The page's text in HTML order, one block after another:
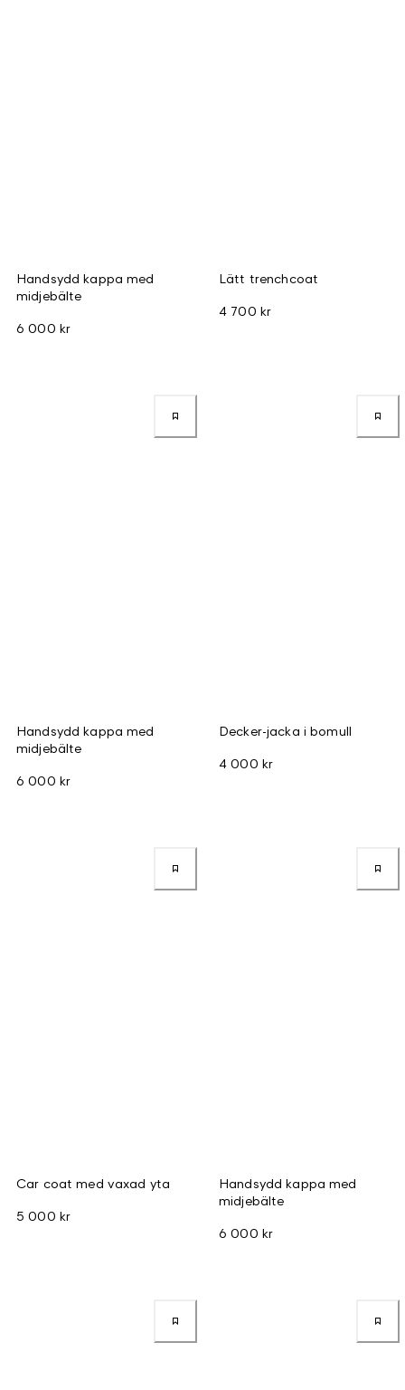
Handsydd kappa med
midjebälte
6 000 kr
Lätt trenchcoat
4 700 kr
Handsydd kappa med
midjebälte
6 000 kr
Decker-jacka i bomull
4 000 kr
Car coat med vaxad yta
5 000 kr
Handsydd kappa med
midjebälte
6 000 kr